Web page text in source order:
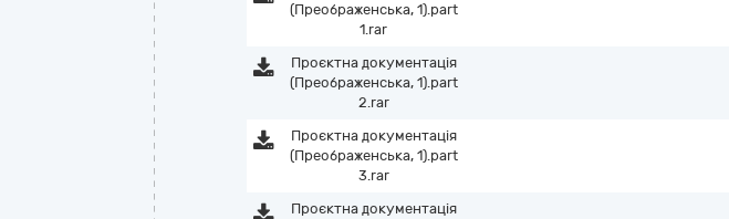
(Преображенська, 1).part
1.rar
Проєктна документація
(Преображенська, 1).part
2.rar
Проєктна документація
(Преображенська, 1).part
3.rar
Проєктна документація